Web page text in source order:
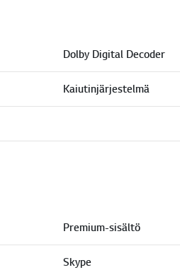
Dolby Digital Decoder
Kaiutinjärjestelmä
Premium-sisältö
Skype